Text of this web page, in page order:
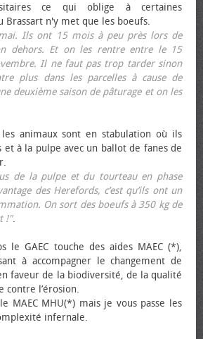
ce qui oblige à certaines
Brassart n'y met que les bœufs.
Ils ont 15 mois à peu près lors de
dehors. Et on les rentre entre le 15
Il ne faut pas trop tarder sinon
plus dans les parcelles à cause de
deuxième saison de pâturage et on les
animaux sont en stabulation où ils
à la pulpe avec un ballot de fanes de
de la pulpe et du tourteau en phase
des Herefords, c’est qu’ils ont un
On sort des bœufs à 350 kg de
!".
le GAEC touche des aides MAEC (*),
à accompagner le changement de
faveur de la biodiversité, de la qualité
contre l’érosion.
MAEC MHU(*) mais je vous passe les
infernale.